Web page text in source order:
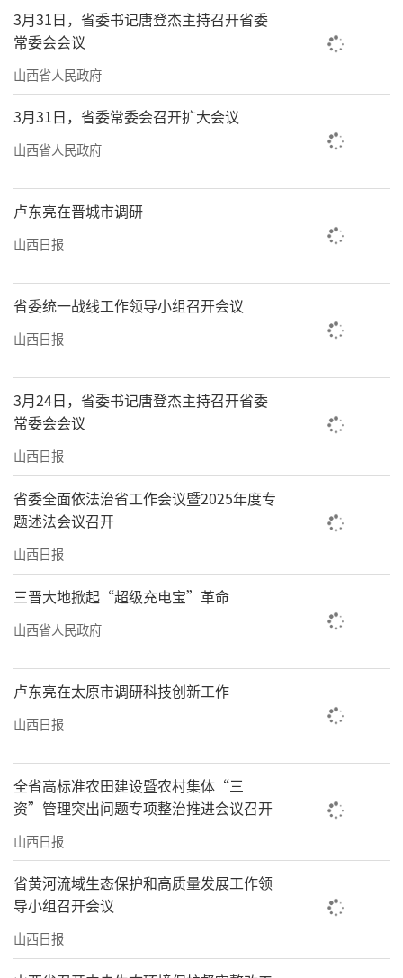
3月31日，省委书记唐登杰主持召开省委
常委会会议
山西省人民政府
3月31日，省委常委会召开扩大会议
山西省人民政府
卢东亮在晋城市调研
山西日报
省委统一战线工作领导小组召开会议
山西日报
3月24日，省委书记唐登杰主持召开省委
常委会会议
山西日报
省委全面依法治省工作会议暨2025年度专
题述法会议召开
山西日报
三晋大地掀起“超级充电宝”革命
山西省人民政府
卢东亮在太原市调研科技创新工作
山西日报
全省高标准农田建设暨农村集体“三
资”管理突出问题专项整治推进会议召开
山西日报
省黄河流域生态保护和高质量发展工作领
导小组召开会议
山西日报